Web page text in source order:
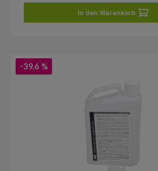
In den Warenkorb
-39.6 %